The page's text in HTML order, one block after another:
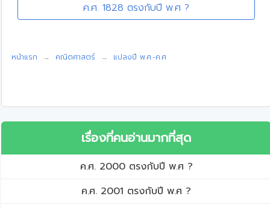
ค.ศ. 1828 ตรงกับปี พ.ศ ?
หน้าแรก คณิตศาสตร์ แปลงปี พ.ศ.-ค.ศ
เรื่องที่คนอ่านมากที่สุด
ค.ศ. 2000 ตรงกับปี พ.ศ ?
ค.ศ. 2001 ตรงกับปี พ.ศ ?